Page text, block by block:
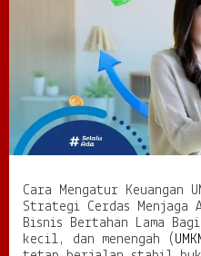
g
a
n
M
a
r
T
Cara Mengatur Keuangan
Strategi Cerdas Menjaga
Bisnis Bertahan Lama
kecil, dan menengah (